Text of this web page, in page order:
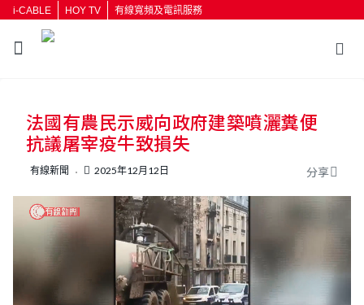
i-CABLE HOY TV 有線寬頻及電訊服務
按輸入鍵開始搜尋
法國有農民示威向政府建築噴灑糞便
抗議屠宰疫牛致損失
有線新聞 2025年12月12日 分享